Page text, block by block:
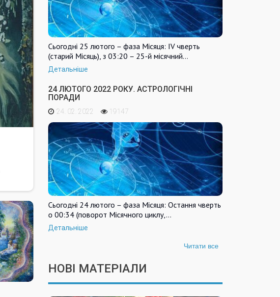
Сьогодні 25 лютого – фаза Місяця: IV чверть
(старий Місяць), з 03:20 – 25-й місячний…
Детальніше
24 ЛЮТОГО 2022 РОКУ. АСТРОЛОГІЧНІ
ПОРАДИ
24. 02. 2022 19147
Сьогодні 24 лютого – фаза Місяця: Остання чверть
о 00:34 (поворот Місячного циклу,…
Детальніше
Читати все
НОВІ МАТЕРІАЛИ